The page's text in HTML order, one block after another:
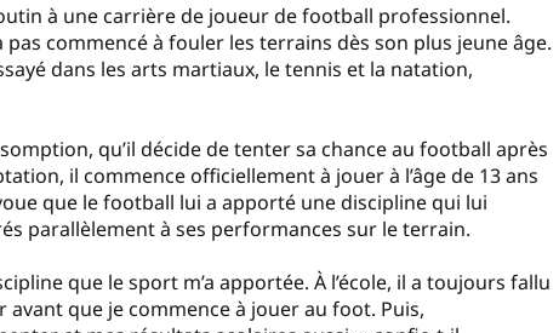
à une carrière de joueur de football professionnel.
commencé à fouler les terrains dès son plus jeune âge.
dans les arts martiaux, le tennis et la natation,
qu’il décide de tenter sa chance au football après
il commence officiellement à jouer à l’âge de 13 ans
que le football lui a apporté une discipline qui lui
parallèlement à ses performances sur le terrain.
que le sport m’a apportée. À l’école, il a toujours fallu
que je commence à jouer au foot. Puis,